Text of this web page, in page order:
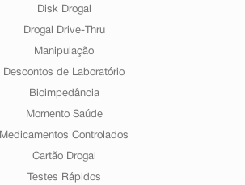
Disk Drogal
Drogal Drive-Thru
Manipulação
Descontos de Laboratório
Bioimpedância
Momento Saúde
Medicamentos Controlados
Cartão Drogal
Testes Rápidos